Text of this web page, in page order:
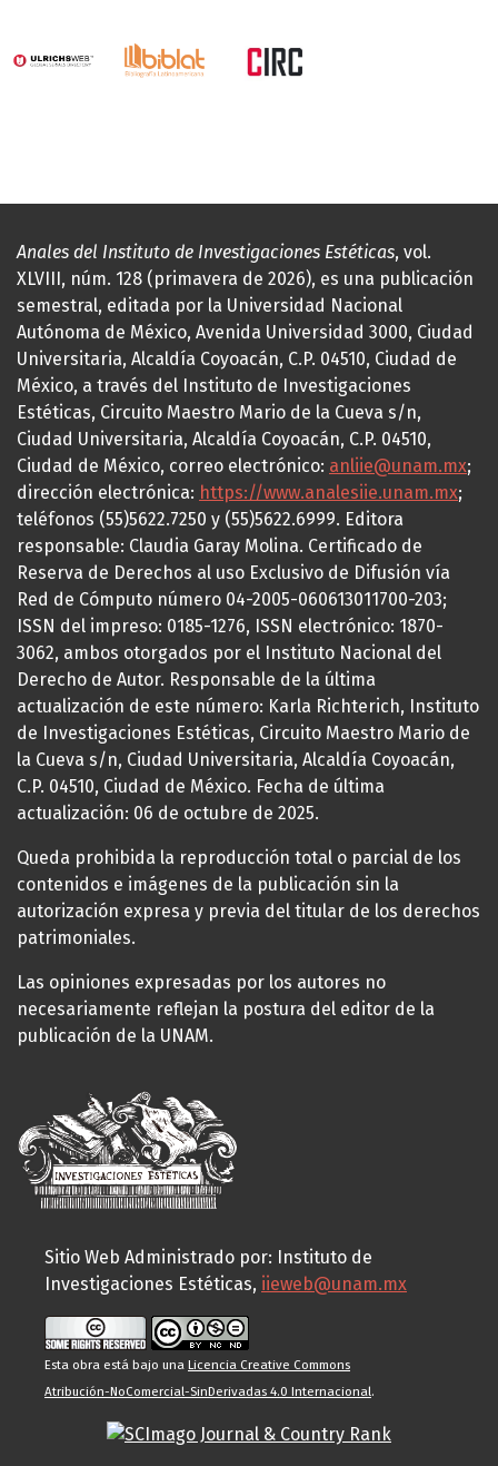
Anales del Instituto de Investigaciones Estéticas, vol.
XLVIII, núm. 128 (primavera de 2026), es una publicación
semestral, editada por la Universidad Nacional
Autónoma de México, Avenida Universidad 3000, Ciudad
Universitaria, Alcaldía Coyoacán, C.P. 04510, Ciudad de
México, a través del Instituto de Investigaciones
Estéticas, Circuito Maestro Mario de la Cueva s/n,
Ciudad Universitaria, Alcaldía Coyoacán, C.P. 04510,
Ciudad de México, correo electrónico: anliie@unam.mx;
dirección electrónica: https://www.analesiie.unam.mx;
teléfonos (55)5622.7250 y (55)5622.6999. Editora
responsable: Claudia Garay Molina. Certificado de
Reserva de Derechos al uso Exclusivo de Difusión vía
Red de Cómputo número 04-2005-060613011700-203;
ISSN del impreso: 0185-1276, ISSN electrónico: 1870-
3062, ambos otorgados por el Instituto Nacional del
Derecho de Autor. Responsable de la última
actualización de este número: Karla Richterich, Instituto
de Investigaciones Estéticas, Circuito Maestro Mario de
la Cueva s/n, Ciudad Universitaria, Alcaldía Coyoacán,
C.P. 04510, Ciudad de México. Fecha de última
actualización: 06 de octubre de 2025.
Queda prohibida la reproducción total o parcial de los
contenidos e imágenes de la publicación sin la
autorización expresa y previa del titular de los derechos
patrimoniales.
Las opiniones expresadas por los autores no
necesariamente reflejan la postura del editor de la
publicación de la UNAM.
Sitio Web Administrado por: Instituto de
Investigaciones Estéticas, iieweb@unam.mx
Esta obra está bajo una Licencia Creative Commons
Atribución-NoComercial-SinDerivadas 4.0 Internacional.